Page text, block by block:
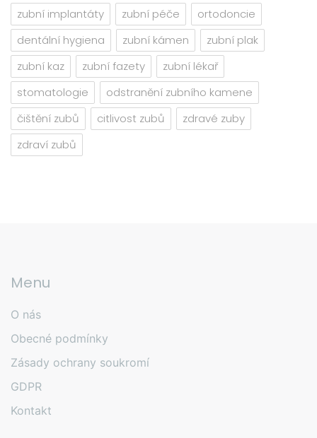
zubní implantáty
zubní péče
ortodoncie
dentální hygiena
zubní kámen
zubní plak
zubní kaz
zubní fazety
zubní lékař
stomatologie
odstranění zubního kamene
čištění zubů
citlivost zubů
zdravé zuby
zdraví zubů
Menu
O nás
Obecné podmínky
Zásady ochrany soukromí
GDPR
Kontakt